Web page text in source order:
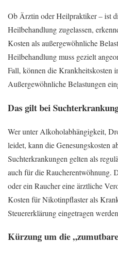
Ob Ärztin oder Heilpraktiker – ist
Heilbehandlung zugelassen,
Kosten als außergewöhnliche
Heilbehandlung muss gezielt
Fall, können die Krankheitskosten
Außergewöhnliche Belastungen
Das gilt bei
Wer unter Alkoholabhängigkeit,
leidet, kann die Genesungskosten
Suchterkrankungen gelten als
auch für die Raucherentwöhnung.
oder ein Raucher eine ärztliche
Kosten für Nikotinpflaster als
Steuererklärung eingetragen
Kürzung um die